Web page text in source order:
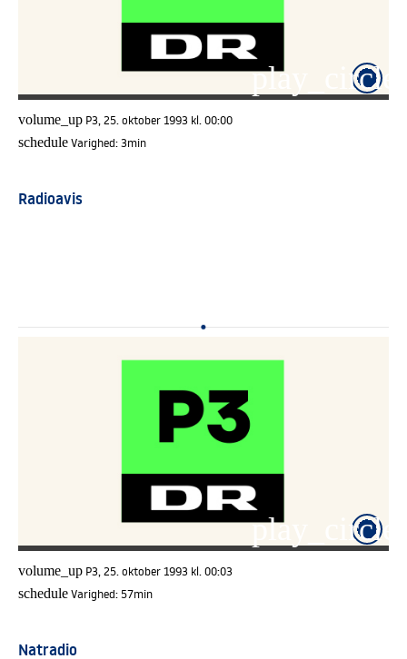
volume_up P3, 25. oktober 1993 kl. 00:00
scheduleVarighed:3min
Radioavis
volume_up P3, 25. oktober 1993 kl. 00:03
scheduleVarighed: 57min
Natradio